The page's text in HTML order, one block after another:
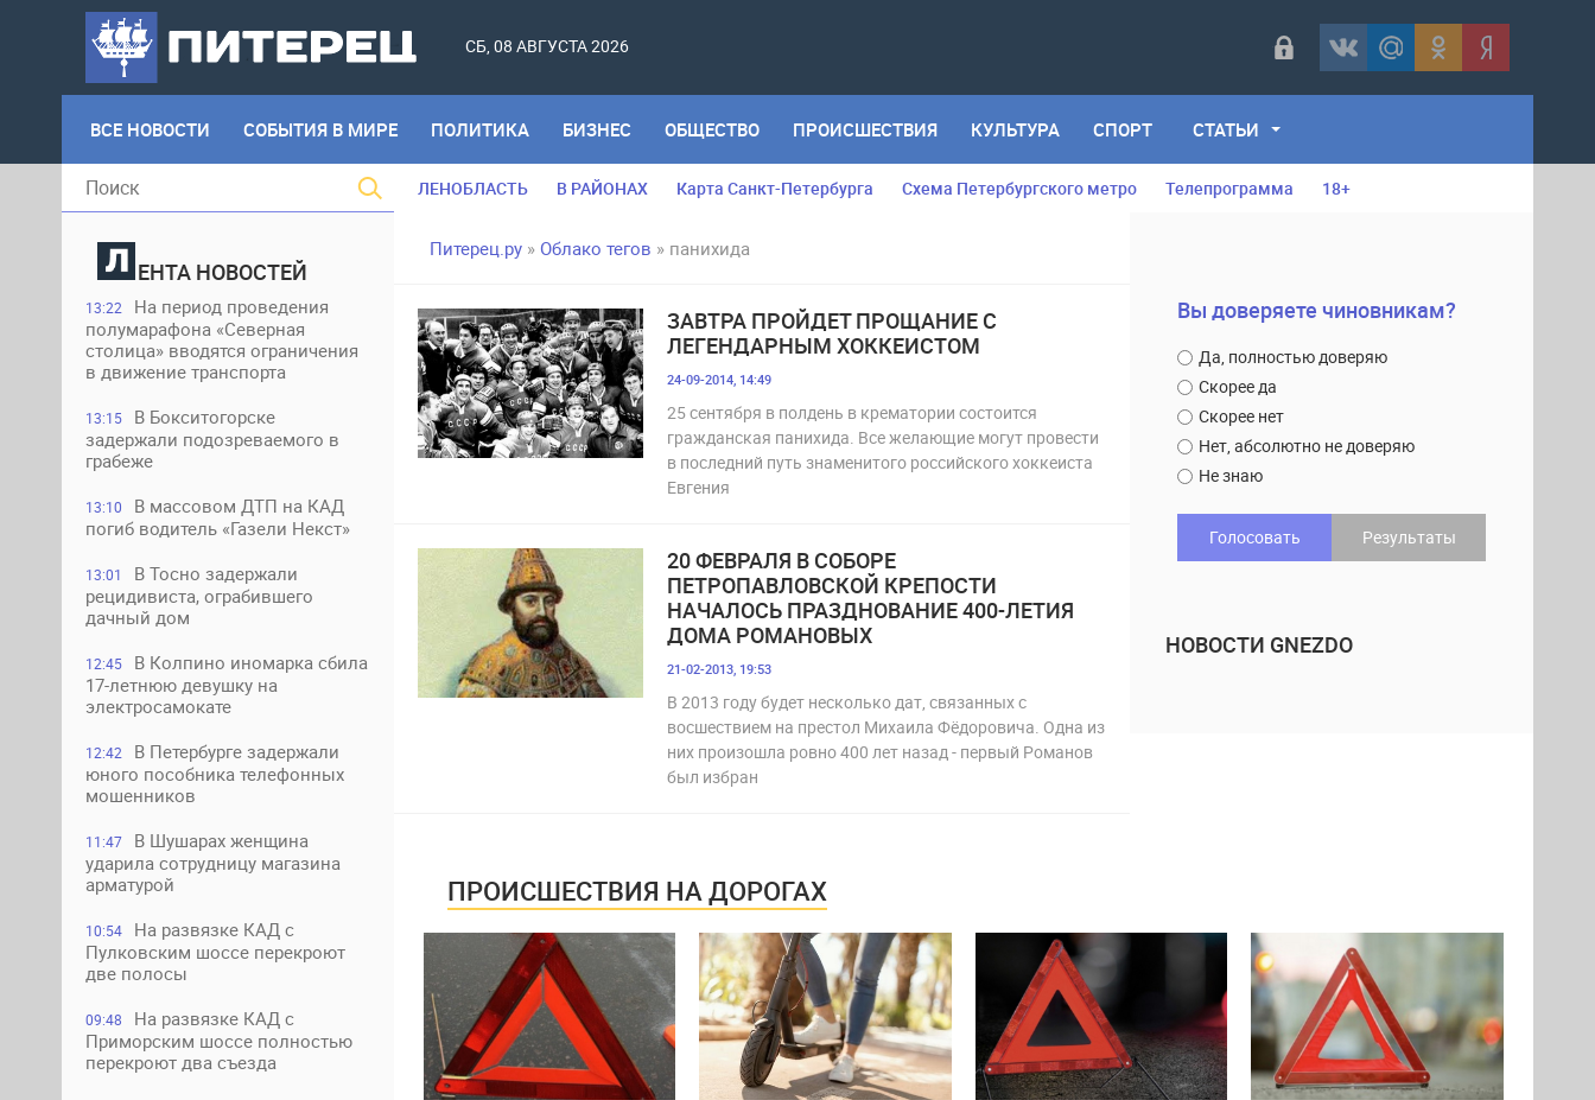
СБ, 08 АВГУСТА 2026
ВСЕ НОВОСТИ СОБЫТИЯ В МИРЕ ПОЛИТИКА БИЗНЕС ОБЩЕСТВО ПРОИСШЕСТВИЯ КУЛЬТУРА СПОРТ СТАТЬИ
ЕНТА НОВОСТЕЙ
13:22
На период проведения
полумарафона «Северная
столица» вводятся ограничения
в движение транспорта
13:15
В Бокситогорске
задержали подозреваемого в
грабеже
13:10
В массовом ДТП на КАД
погиб водитель «Газели Некст»
13:01
В Тосно задержали
рецидивиста, ограбившего
дачный дом
12:45
В Колпино иномарка сбила
17-летнюю девушку на
электросамокате
12:42
В Петербурге задержали
юного пособника телефонных
мошенников
11:47
В Шушарах женщина
ударила сотрудницу магазина
арматурой
10:54
На развязке КАД с
Пулковским шоссе перекроют
две полосы
09:48
На развязке КАД с
Приморским шоссе полностью
перекроют два съезда
ЛЕНОБЛАСТЬ В РАЙОНАХ Карта Санкт-Петербурга Схема Петербургского метро Телепрограмма 18+
Питерец.ру » Облако тегов » панихида
ЗАВТРА ПРОЙДЕТ ПРОЩАНИЕ С
ЛЕГЕНДАРНЫМ ХОККЕИСТОМ
24-09-2014, 14:49
25 сентября в полдень в крематории состоится
гражданская панихида. Все желающие могут провести
в последний путь знаменитого российского хоккеиста
Евгения
20 ФЕВРАЛЯ В СОБОРЕ
ПЕТРОПАВЛОВСКОЙ КРЕПОСТИ
НАЧАЛОСЬ ПРАЗДНОВАНИЕ 400-ЛЕТИЯ
ДОМА РОМАНОВЫХ
21-02-2013, 19:53
В 2013 году будет несколько дат, связанных с
восшествием на престол Михаила Фёдоровича. Одна из
них произошла ровно 400 лет назад - первый Романов
был избран
Вы доверяете чиновникам?
Да, полностью доверяю
Скорее да
Скорее нет
Нет, абсолютно не доверяю
Не знаю
Голосовать Результаты
НОВОСТИ GNEZDO
ПРОИСШЕСТВИЯ НА ДОРОГАХ